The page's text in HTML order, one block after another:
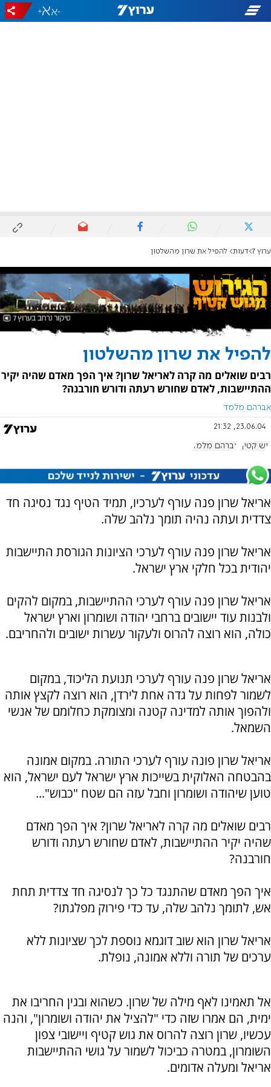
-
+
ערוץ 7 דעות להפיל את שרון מהשלטון
להפיל את שרון מהשלטון
רבים שואלים מה קרה לאריאל שרון? איך הפך מאדם שהיה יקיר
ההתיישבות, לאדם שחורש רעתה ודורש חורבנה?
אברהם מלמד
23.06.04, 21:32
גוש קטיף אברהם מלמד
אריאל שרון פנה עורף לערכיו, תמיד הטיף נגד נסיגה חד
צדדית ועתה נהיה תומך נלהב שלה.
אריאל שרון פנה עורף לערכי הציונות הגורסת התיישבות
יהודית בכל חלקי ארץ ישראל.
אריאל שרון פנה עורף לערכי ההתיישבות, במקום להקים
ולבנות עוד יישובים ברחבי יהודה ושומרון וארץ ישראל
כולה, הוא רוצה להרוס ולעקור עשרות ישובים ולהחריבם.
אריאל שרון פנה עורף לערכי תנועת הליכוד, במקום
לשמור לפחות על גדה אחת לירדן, הוא רוצה לקצץ אותה
ולהפוך אותה למדינה קטנה ומצומקת כחלומם של אנשי
השמאל.
אריאל שרון פונה עורף לערכי התורה. במקום אמונה
בהבטחה האלוקית בשייכות ארץ ישראל לעם ישראל, הוא
טוען שיהודה ושומרון וחבל עזה הם שטח "כבוש"...
רבים שואלים מה קרה לאריאל שרון? איך הפך מאדם
שהיה יקיר ההתיישבות, לאדם שחורש רעתה ודורש
חורבנה?
איך הפך מאדם שהתנגד כל כך לנסיגה חד צדדית תחת
אש, לתומך נלהב שלה, עד כדי פירוק מפלגתו?
אריאל שרון הוא שוב דוגמא נוספת לכך שציונות ללא
ערכים של תורה וללא אמונה, נופלת.
אל תאמינו לאף מילה של שרון. כשהוא ובגין החריבו את
ימית, הם אמרו שזה כדי "להציל את יהודה ושומרון", והנה
עכשיו, שרון רוצה להרוס את גוש קטיף ויישובי צפון
השומרון, במטרה כביכול לשמור על גושי ההתיישבות
אריאל ומעלה אדומים.